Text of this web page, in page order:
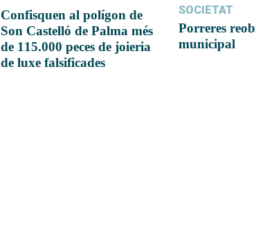
Confisquen al polígon de
Son Castelló de Palma més
de 115.000 peces de joieria
de luxe falsificades
SOCIETAT
Porreres
municipal